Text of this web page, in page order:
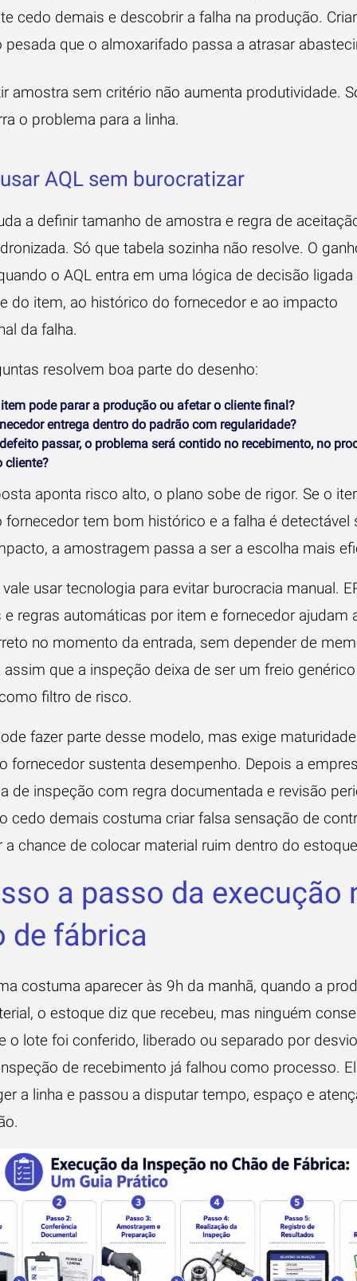
cedo demais e descobrir a falha na produção.
pesada que o almoxarifado passa a atrasar
amostra sem critério não aumenta produtividade.
o problema para a linha.
AQL sem burocratizar
a definir tamanho de amostra e regra de
Só que tabela sozinha não resolve. O
o AQL entra em uma lógica de decisão ligada
do item, ao histórico do fornecedor e ao impacto
da falha.
resolvem boa parte do desenho:
pode parar a produção ou afetar o cliente final?
entrega dentro do padrão com regularidade?
passar, o problema será contido no recebimento, no
cliente?
aponta risco alto, o plano sobe de rigor. Se o
fornecedor tem bom histórico e a falha é detectável
a amostragem passa a ser a escolha mais
usar tecnologia para evitar burocracia manual.
e regras automáticas por item e fornecedor ajudam
no momento da entrada, sem depender de
assim que a inspeção deixa de ser um freio
filtro de risco.
fazer parte desse modelo, mas exige
fornecedor sustenta desempenho. Depois a
de inspeção com regra documentada e revisão
cedo demais costuma criar falsa sensação de
a chance de colocar material ruim dentro do
a passo da execução
de fábrica
costuma aparecer às 9h da manhã, quando a
o estoque diz que recebeu, mas ninguém
o lote foi conferido, liberado ou separado por
de recebimento já falhou como processo.
a linha e passou a disputar tempo, espaço e